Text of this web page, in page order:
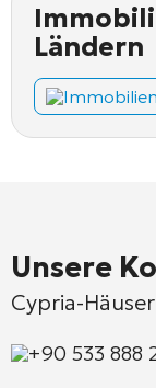
Ländern
Unsere
Cypria-Häuser
+90 533 888